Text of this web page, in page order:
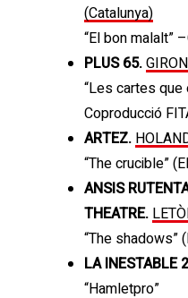
(Catalunya)
“El bon malalt”
PLUS 65.
“Les cartes que
Coproducció
ARTEZ.
“The crucible”
ANSIS
THEATRE.
“The shadows”
LA INESTABLE
“Hamletpro”